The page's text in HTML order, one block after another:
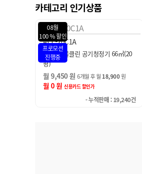
카테고리 인기상품
08월
100 % 할인
프로모션
진행중
ACL-25C1A
SK매직 올클린 공기청정기 82㎡(25
평)
월 11,450 원6개월 후 월22,900원
월 0 원 신용카드 할인가
- 누적판매 : 14,060건